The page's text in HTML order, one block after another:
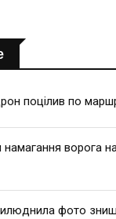
поцілив по
ворога
фото